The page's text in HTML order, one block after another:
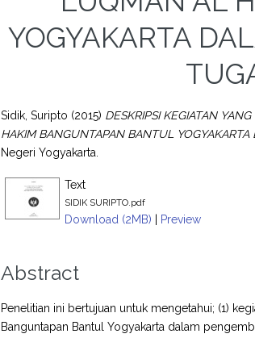
YOGYAKARTA
Sidik, Suripto (2015) DESKRIPSI KEGIATAN
HAKIM BANGUNTAPAN BANTUL
Negeri Yogyakarta.
Text
SIDIK SURIPTO.pdf
Download (2MB) | Preview
Abstract
Penelitian ini bertujuan untuk mengetahui; (1)
Banguntapan Bantul Yogyakarta dalam